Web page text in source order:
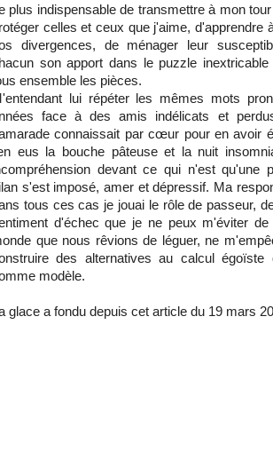
plus indispensable de transmettre à mon
celles et ceux que j'aime, d'apprendre
divergences, de ménager leur
son apport dans le puzzle
ensemble les pièces.
lui répéter les mêmes mots
face à des amis indélicats et
connaissait par cœur pour en avoir
eus la bouche pâteuse et la nuit
devant ce qui n'est qu'une
s'est imposé, amer et dépressif. Ma
tous ces cas je jouai le rôle de passeur,
d'échec que je ne peux m'éviter
que nous rêvions de léguer, ne
des alternatives au calcul égoïste
modèle.
glace a fondu depuis cet article du 19 mars